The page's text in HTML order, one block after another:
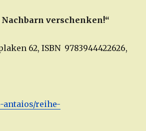
verschenken!“
62, ISBN 9783944422626,
antaios/reihe-